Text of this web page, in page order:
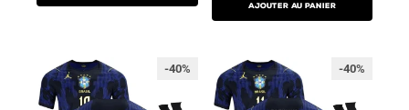
AJOUTER AU PANIER
-40% -40%